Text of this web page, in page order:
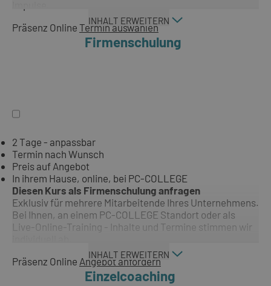
INHALT ERWEITERN
Präsenz Online Termin auswählen
Firmenschulung
2 Tage - anpassbar
Termin nach Wunsch
Preis auf Angebot
In ihrem Hause, online, bei PC-COLLEGE
Diesen Kurs als Firmenschulung anfragen
Exklusiv für mehrere Mitarbeitende Ihres Unternehmens.
Bei Ihnen, an einem PC-COLLEGE Standort oder als
Live-Online-Training - Inhalte und Termine stimmen wir
INHALT ERWEITERN
Präsenz Online Angebot anfordern
Einzelcoaching